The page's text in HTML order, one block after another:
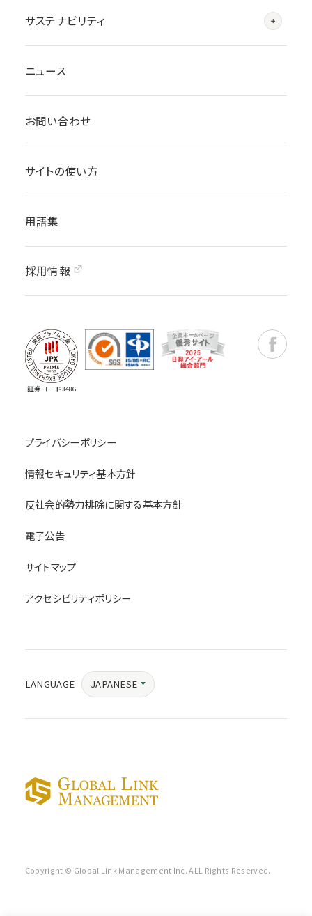
サステナビリティ
ニュース
お問い合わせ
サイトの使い方
用語集
採用情報
Facebook
証券コード3486
プライバシーポリシー
情報セキュリティ基本方針
反社会的勢力排除に関する基本方針
電子公告
サイトマップ
アクセシビリティポリシー
LANGUAGE JAPANESE
Copyright © Global Link Management Inc. ALL Rights Reserved.